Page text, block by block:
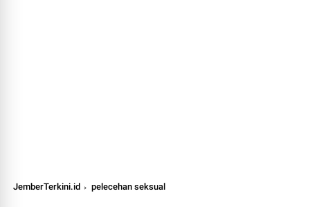
JemberTerkini.id pelecehan seksual